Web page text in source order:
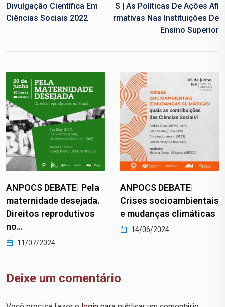
Divulgação Científica Em
Ciências Sociais 2022
S | As Políticas De Ações Afi
Rmativas Nas Instituições De
Ensino Superior
ANPOCS DEBATE|
Crises socioambientais
e mudanças climáticas
14/06/2024
ANPOCS DEBATE|
Graves violações de
direitos humanos em…
06/05/2024
Deixe um comentário